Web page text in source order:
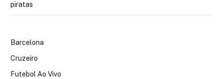
piratas
Barcelona
Cruzeiro
Futebol Ao Vivo